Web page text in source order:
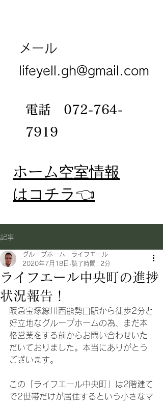
メール
lifeyell.gh@gmail.com
電話 072-764-
7919
​ホーム空室情報
​はコチラ👈
記事
ライフエール中央町の進捗
状況報告！
グループホーム ライフエール
2020年7月18日 読了時間: 2分
阪急宝塚線川西能勢口駅から徒歩2分と
好立地なグループホームの為、まだ本
格営業をする前からお問い合わせいた
だいておりました。本当にありがとう
ございます。
この「ライフエール中央町」は2階建て
で2世帯だけが居住するという小さなマ